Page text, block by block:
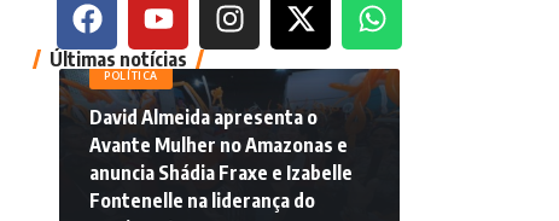
Últimas notícias
POLÍTICA
David Almeida apresenta o
Avante Mulher no Amazonas e
anuncia Shádia Fraxe e Izabelle
Fontenelle na liderança do